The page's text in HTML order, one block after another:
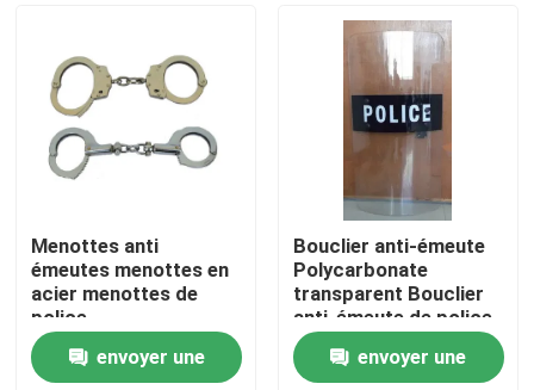
Visite de l'usine
Nouvelles
Demandez un devis
Menottes anti
émeutes menottes en
acier menottes de
police
envoyer une
Bouclier anti-émeute
Polycarbonate
transparent Bouclier
anti-émeute de police
envoyer une